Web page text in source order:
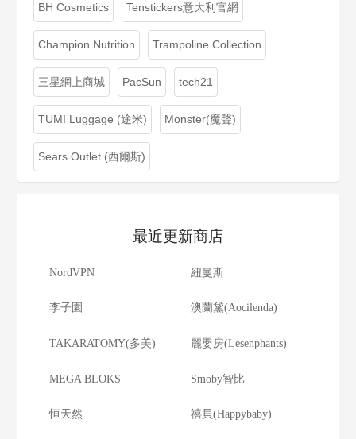
BH Cosmetics Tenstickers意大利官網
Champion Nutrition Trampoline Collection
三星網上商城 PacSun tech21
TUMI Luggage (途米) Monster(魔聲)
Sears Outlet (西爾斯)
最近更新商店
NordVPN 紐曼斯
李子園 澳蘭黛(Aocilenda)
TAKARATOMY(多美) 麗嬰房(Lesenphants)
MEGA BLOKS Smoby智比
恒天然 禧貝(Happybaby)